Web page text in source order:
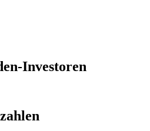
Investoren